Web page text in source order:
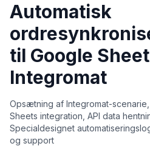
Automatisk
til Google
Integromat
Opsætning af Integromat-
Sheets integration, API data
Specialdesignet
og support